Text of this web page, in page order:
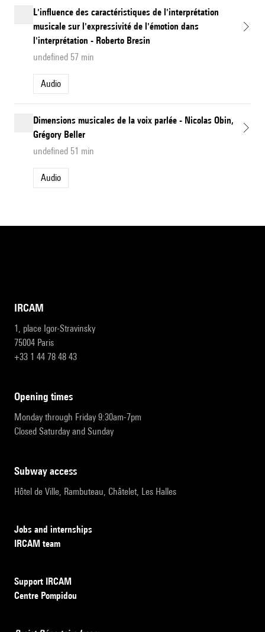
L'influence des caractéristiques de l'interprétation
musicale sur l'expressivité de l'émotion dans
l'interprétation - Roberto Bresin
undefined 57 min
Audio
Dimensions musicales de la voix parlée - Nicolas Obin,
Grégory Beller
undefined 51 min
Audio
IRCAM
1, place Igor-Stravinsky
75004 Paris
+33 1 44 78 48 43
opening times
Monday through Friday 9:30am-7pm
Closed Saturday and Sunday
subway access
Hôtel de Ville, Rambuteau, Châtelet, Les Halles
Jobs and internships
IRCAM team
Support IRCAM
Centre Pompidou